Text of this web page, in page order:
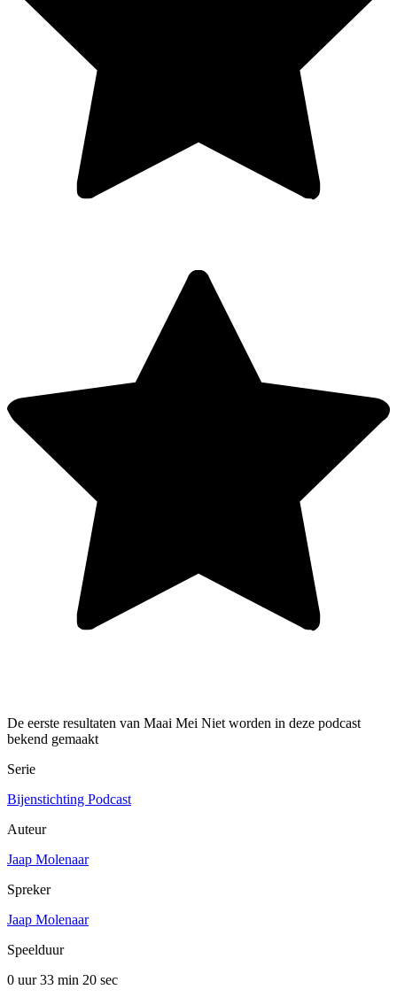
De eerste resultaten van Maai Mei Niet worden in deze podcast
bekend gemaakt
Serie
Bijenstichting Podcast
Auteur
Jaap Molenaar
Spreker
Jaap Molenaar
Speelduur
0 uur 33 min 20 sec